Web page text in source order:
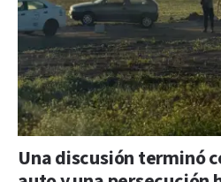
Una discusión terminó